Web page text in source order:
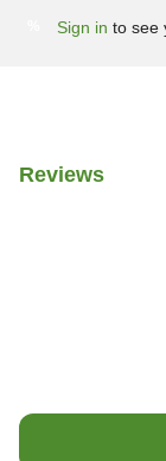
Sign in to see
Reviews